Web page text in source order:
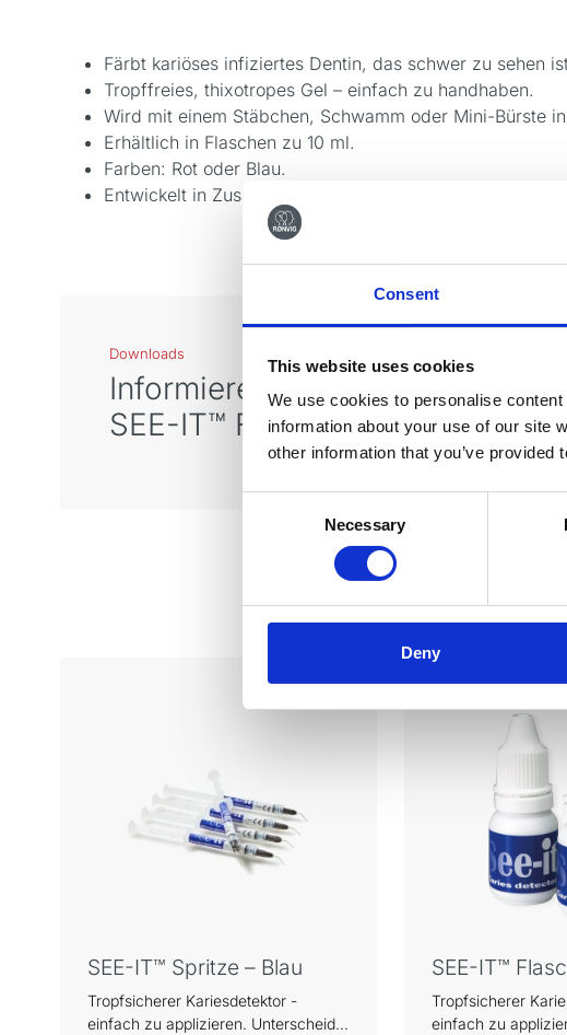
Consent
This website uses cookies
We use cookies to personalise
information about your use of our site
other information that you’ve
Necessary
Deny
Färbt kariöses infiziertes Dentin, das schwer zu sehen
Tropffreies, thixotropes Gel – einfach zu handhaben.
Wird mit einem Stäbchen, Schwamm oder Mini-Bürste
Erhältlich in Flaschen zu 10 ml.
Farben: Rot oder Blau.
Entwickelt in Zusammenarbeit mit dem Department of
Downloads
Informieren Sie sich über
SEE-IT™ Flasche – Blau
Das
SEE-IT™ Spritze – Blau
Tropfsicherer Kariesdetektor -
einfach zu applizieren. Unterscheidet
SEE-IT™
Tropfsicherer
einfach zu